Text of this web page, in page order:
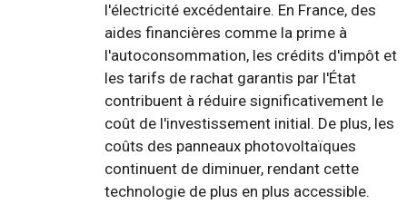
l'électricité excédentaire. En France, des
aides financières comme la prime à
l'autoconsommation, les crédits d'impôt et
les tarifs de rachat garantis par l'État
contribuent à réduire significativement le
coût de l'investissement initial. De plus, les
coûts des panneaux photovoltaïques
continuent de diminuer, rendant cette
technologie de plus en plus accessible.